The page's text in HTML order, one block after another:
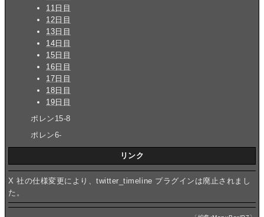
11日目
12日目
13日目
14日目
15日目
16日目
17日目
18日目
19日目
ポレン15-8
ポレン6-
リンク
X 社の仕様変更により、twitter_timeline プラグインは廃止されまし
た。